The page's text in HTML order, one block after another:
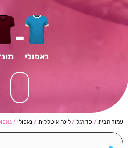
נאפולי
-
עמוד הבית / כדורגל / ליגה איטלקית / נאפולי /